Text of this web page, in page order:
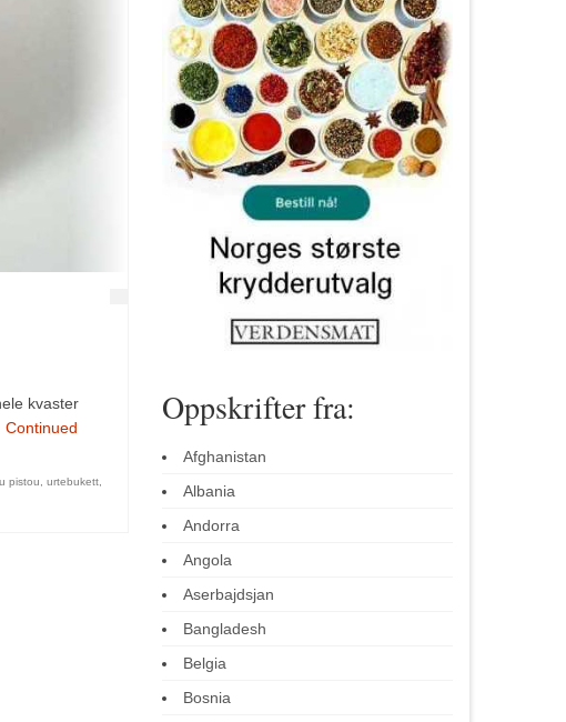
kvaster
Continued
pistou urtebukett
Oppskrifter fra:
Afghanistan
Albania
Andorra
Angola
Aserbajdsjan
Bangladesh
Belgia
Bosnia